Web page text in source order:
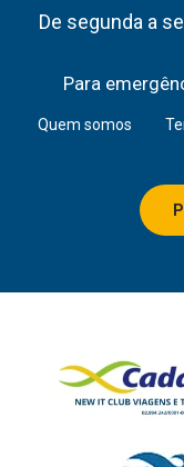
De segunda a
Para
Quem somos